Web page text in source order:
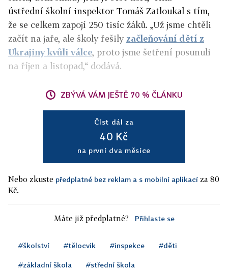
ústřední školní inspektor Tomáš Zatloukal s tím,
že se celkem zapojí 250 tisíc žáků. „Už jsme chtěli
začít na jaře, ale školy řešily začleňování dětí z
Ukrajiny kvůli válce, proto jsme šetření posunuli
na říjen a listopad,“ dodává.
ZBÝVÁ VÁM JEŠTĚ 70 % ČLÁNKU
Číst dál za
40 Kč
na první dva měsíce
Nebo zkuste předplatné bez reklam a s mobilní aplikací za 80
Kč.
Máte již předplatné? Přihlaste se
#školství #tělocvik #inspekce #děti
#základní škola #střední škola